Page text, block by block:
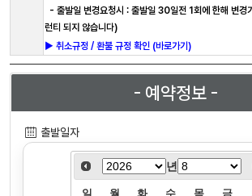
- 출발일 변경요청시 : 출발일 30일전 1회에 한해 변경
런티 되지 않습니다)
► 취소규정 / 환불 규정 확인 (바로가기)
- 예약정보 -
출발일자
년
일 월 화 수 목 금